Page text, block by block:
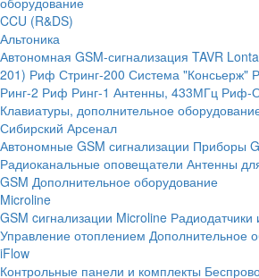
CCU (R&DS)
Альтоника
Автономная GSM-сигнализация TAVR
201) Риф Стринг-200 Система "Консьерж"
Ринг-2 Риф Ринг-1 Антенны, 433МГц Риф-
Клавиатуры, дополнительное
Сибирский Арсенал
Автономные GSM сигнализации Приборы
Радиоканальные оповещатели Антенны
GSM Дополнительное оборудование
Microline
GSM cигнализации Microline Радиодатчики
Управление отоплением Дополнительное
iFlow
Контрольные панели и комплекты